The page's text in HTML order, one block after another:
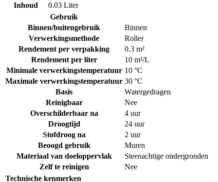
Inhoud
0.03 Liter
Gebruik
Binnen/buitengebruik
Binnen
Verwerkingsmethode
Roller
Rendement per verpakking
0.3 m²
Rendement per liter
10 m²/L
Minimale verwerkingstemperatuur 10 °C
Maximale verwerkingstemperatuur 30 °C
Basis
Watergedragen
Reinigbaar
Nee
Overschilderbaar na
4 uur
Droogtijd
24 uur
Stofdroog na
2 uur
Beoogd gebruik
Muren
Materiaal van doeloppervlak
Steenachtige ondergronden
Zelf te reinigen
Nee
Technische kenmerken